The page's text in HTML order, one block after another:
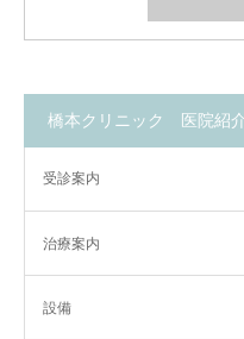
橋本クリニック 医院紹
受診案内
治療案内
設備